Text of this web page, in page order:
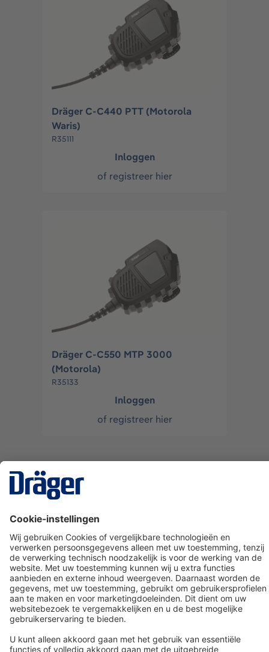
Dräger C-C440 PTT (Motorola
Waris)
R35111
Inloggen
of registreer hier
Dräger C-C550 MTP 3000
(Motorola)
R35133
Inloggen
of registreer hier
Dräger klantenservice
Over Dräger
Bestellen in onze webshop